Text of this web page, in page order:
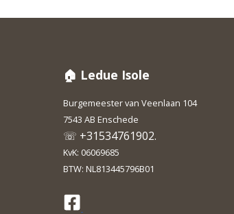
🏠 Ledue Isole
Burgemeester van Veenlaan 104
7543 AB Enschede
☏ +31534761902.
KvK: 06069685
BTW: NL813445796B01